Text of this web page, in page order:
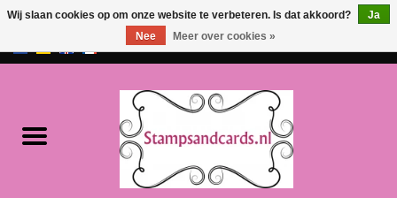
EUR/GBP
NIEUW!!
Wij slaan cookies op om onze website te verbeteren. Is dat akkoord?
Ja
Nee
Meer over cookies »